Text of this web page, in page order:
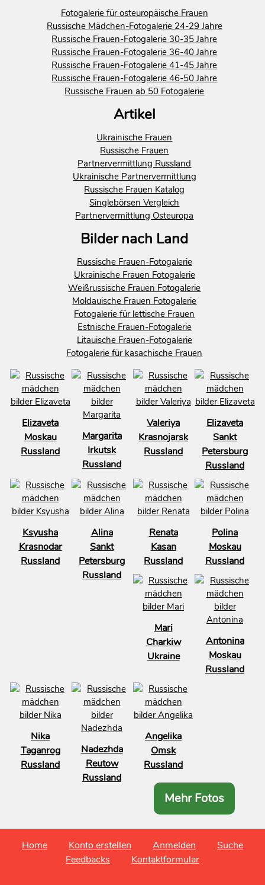
Fotogalerie für osteuropäische Frauen
Russische Mädchen-Fotogalerie 24-29 Jahre
Russische Frauen-Fotogalerie 30-35 Jahre
Russische Frauen-Fotogalerie 36-40 Jahre
Russische Frauen-Fotogalerie 41-45 Jahre
Russische Frauen-Fotogalerie 46-50 Jahre
Russische Frauen ab 50 Fotogalerie
Artikel
Ukrainische Frauen
Russische Frauen
Partnervermittlung Russland
Ukrainische Partnervermittlung
Russische Frauen Katalog
Singlebörsen Vergleich
Partnervermittlung Osteuropa
Bilder nach Land
Russische Frauen-Fotogalerie
Ukrainische Frauen Fotogalerie
Weißrussische Frauen Fotogalerie
Moldauische Frauen Fotogalerie
Fotogalerie für lettische Frauen
Estnische Frauen-Fotogalerie
Litauische Frauen-Fotogalerie
Fotogalerie für kasachische Frauen
Elizaveta
Moskau
Russland
Margarita
Irkutsk
Russland
Valeriya
Krasnojarsk
Russland
Elizaveta
Sankt
Petersburg
Russland
Ksyusha
Krasnodar
Russland
Alina
Sankt
Petersburg
Russland
Renata
Kasan
Russland
Polina
Moskau
Russland
Mari
Charkiw
Ukraine
Antonina
Moskau
Russland
Nika
Taganrog
Russland
Nadezhda
Reutow
Russland
Angelika
Omsk
Russland
Mehr Fotos
Home Konto erstellen Anmelden
Suche
Feedbacks
Kontaktformular